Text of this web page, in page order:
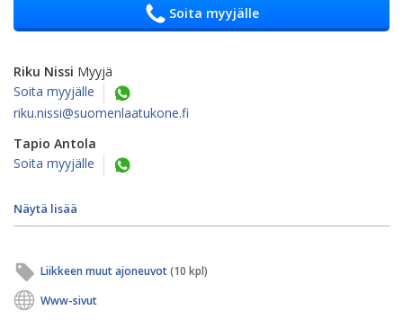
Soita myyjälle
Riku Nissi Myyjä
Soita myyjälle
riku.nissi@suomenlaatukone.fi
Tapio Antola
Soita myyjälle
Näytä lisää
Liikkeen muut ajoneuvot(10 kpl)
Www-sivut